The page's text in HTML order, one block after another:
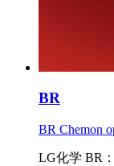
BR
BR Chemon
LG化学 BR